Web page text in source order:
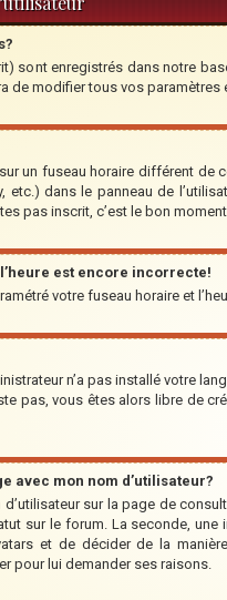
sont enregistrés dans notre
de modifier tous vos paramètres
un fuseau horaire différent
etc.) dans le panneau de
pas inscrit, c’est le bon
est encore incorrecte!
votre fuseau horaire et
n’a pas installé votre
pas, vous êtes alors libre de
avec mon nom d’utilisateur?
sur la page de
sur le forum. La seconde,
et de décider de la
pour lui demander ses raisons.